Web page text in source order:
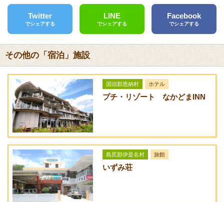
[対応]VISA、JCB、American Express、Diner's Club、UC、
DC、NICOS、Master Card、JTB、ANA、JAS、JAL、デビッ
バリアフリー
送迎サービス
[なし]
URL
リゾートホテルベルパライソ
ト型］／4月～9月、バーベキューガーデン／7月下旬～9月中
旬、パーラー／7月下旬～9月中旬、マリンカウンター/4月～9
月
部屋設備
有料テレビ、テレビ、衛星放送（無料）、電話、インターネッ
ト接続（LAN形式）、湯沸かしポット、お茶セット、冷蔵庫、
ドライヤー、個別空調、洗浄機付トイレ、ベビーベッド、
アメニティ
石鹸（固形）、ボディーソープ、リンスインシャンプー、ハミ
ガキセット、カミソリ、タオル、バスタオル、浴衣、スリッパ
貸し出し
アイロン
備考
【周辺施設】沖縄美ら海水族館、古宇利島、今帰仁城跡、水納
Twitter
でシェアする
LINE
でシェアする
Facebook
でシェアする
その他の「宿泊」施設
国頭郡恩納村 ホテル
プチ・リゾート なかどまINN
島尻郡伊是名村 旅館
いずみ荘